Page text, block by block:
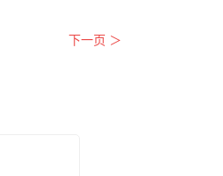
下一页 ＞